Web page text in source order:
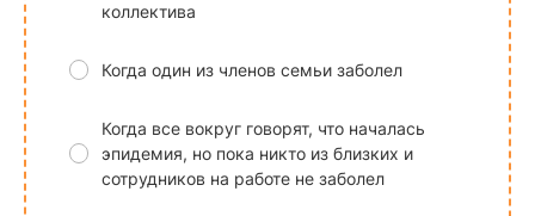
коллектива
Когда один из членов семьи заболел
Когда все вокруг говорят, что началась
эпидемия, но пока никто из близких и
сотрудников на работе не заболел